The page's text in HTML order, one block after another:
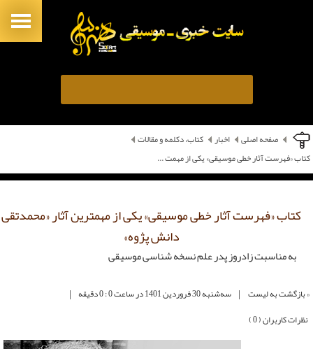
صفحه اصلی اخبار
کتاب، دکلمه و مقالات
کتاب «فهرست آثار خطی موسیقی» یکی از مهمت ...
به مناسبت زادروز پدر علم نسخه‌ شناسی موسیقی
کتاب «فهرست آثار خطی موسیقی» یکی از مهمترین آثار «محمدتقی
دانش پژوه»
« بازگشت به لیست | ﺳﻪشنبه 30 فروردین 1401 در ساعت 0 : 0 دقیقه |
نظرات کاربران ( 0 )